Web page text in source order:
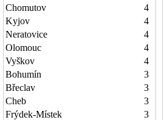
Chomutov
4
Kyjov
4
Neratovice
4
Olomouc
4
Vyškov
4
Bohumín
3
Břeclav
3
Cheb
3
Frýdek-Místek
3